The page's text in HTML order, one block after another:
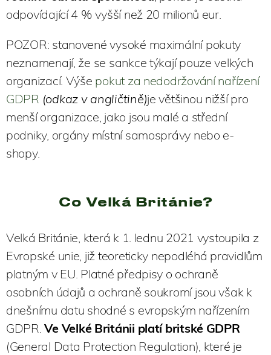
odpovídající 4 % vyšší než 20 milionů eur.
POZOR: stanovené vysoké maximální pokuty
neznamenají, že se sankce týkají pouze velkých
organizací. Výše pokut za nedodržování nařízení
GDPR (odkaz v angličtině)je většinou nižší pro
menší organizace, jako jsou malé a střední
podniky, orgány místní samosprávy nebo e-
shopy.
Co Velká Británie?
Velká Británie, která k 1. lednu 2021 vystoupila z
Evropské unie, již teoreticky nepodléhá pravidlům
platným v EU. Platné předpisy o ochraně
osobních údajů a ochraně soukromí jsou však k
dnešnímu datu shodné s evropským nařízením
GDPR.Ve Velké Británii platí britské GDPR
(General Data Protection Regulation), které je